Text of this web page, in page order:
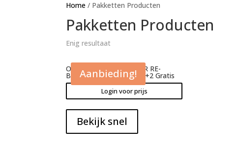
Home / Pakketten Producten
Pakketten Producten
Enig resultaat
Aanbieding!
OXILOCK PLASMA INNER RE-
BONDER Actiepakket 10+2 Gratis
Login voor prijs
Bekijk snel